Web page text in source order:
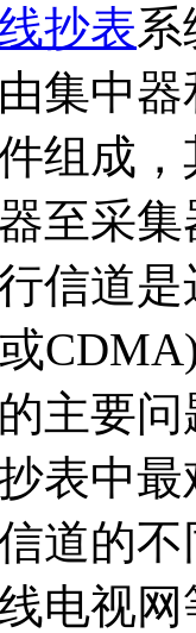
抄表
集中
组成
至采
信道
主要
表中
道的
电视